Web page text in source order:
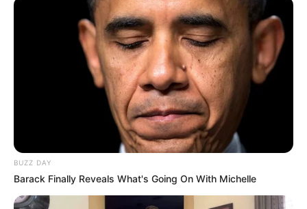
UNIRSE AL CANAL DE WHATSAPP
caso de violencia
estremeció este fin de
semana al municipio deLebrija, Santander. En la
madrugada del sábado 5 de abril,fue hallado el cuerpo
de una mujer en una zona boscosa del barrio
La víctima fue identificada como Ana María Ruiz
Quintero, de 29 años. Según el reporte entregado por la
boca arriba, completamente desnuda y con un buzo
atado al cuello. Presentaba heridas visibles en varias
BUZZ DAY
Barack Finally Reveals What's Going On With Michelle